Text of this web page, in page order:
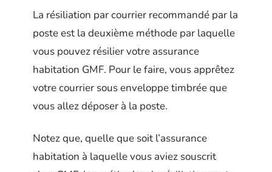
La résiliation par courrier recommandé par la
poste est la deuxième méthode par laquelle
vous pouvez résilier votre assurance
habitation GMF. Pour le faire, vous apprêtez
votre courrier sous enveloppe timbrée que
vous allez déposer à la poste.
Notez que, quelle que soit l’assurance
habitation à laquelle vous aviez souscrit